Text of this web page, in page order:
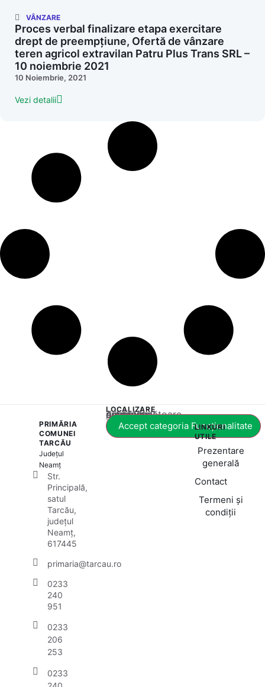
VÂNZARE
Proces verbal finalizare etapa exercitare
drept de preempțiune, Ofertă de vânzare
teren agricol extravilan Patru Plus Trans SRL –
10 noiembrie 2021
10 Noiembrie, 2021
Vezi detalii
PRIMĂRIA
COMUNEI
TARCĂU
Județul
Neamț
Str.
Principală,
satul
Tarcău,
județul
Neamț,
617445
primaria@tarcau.ro
0233
240
951
0233
206
253
0233
LOCALIZARE
Acest conținut este blocat până când acceptați categoria corespunzătoare de cookie-uri.
Accept categoria Funcționalitate
LINKURI
UTILE
Prezentare
generală
Contact
Termeni și
condiții